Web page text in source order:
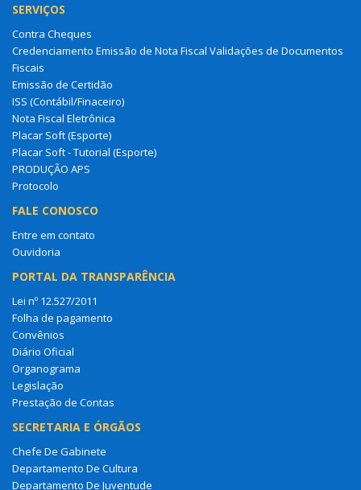
SERVIÇOS
Contra Cheques
Credenciamento Emissão de Nota Fiscal Validações de Documentos
Fiscais
Emissão de Certidão
ISS (Contábil/Finaceiro)
Nota Fiscal Eletrônica
Placar Soft (Esporte)
Placar Soft - Tutorial (Esporte)
PRODUÇÃO APS
Protocolo
FALE CONOSCO
Entre em contato
Ouvidoria
PORTAL DA TRANSPARÊNCIA
Lei nº 12.527/2011
Folha de pagamento
Convênios
Diário Oficial
Organograma
Legislação
Prestação de Contas
SECRETARIA E ÓRGÃOS
Chefe De Gabinete
Departamento De Cultura
Departamento De Juventude